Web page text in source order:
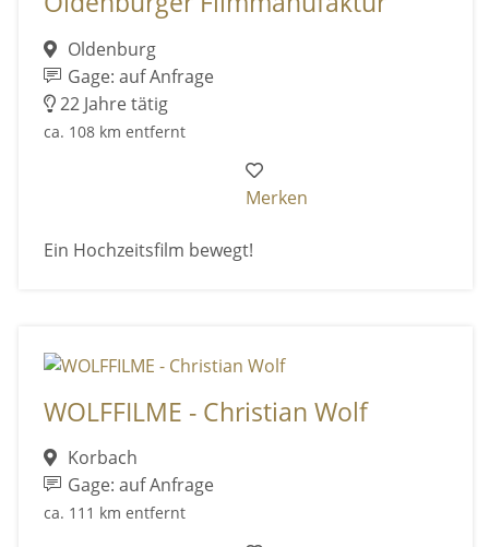
Oldenburg
Gage: auf Anfrage
22 Jahre tätig
ca. 108 km entfernt
Merken
Ein Hochzeitsfilm bewegt!
WOLFFILME - Christian Wolf
Korbach
Gage: auf Anfrage
ca. 111 km entfernt